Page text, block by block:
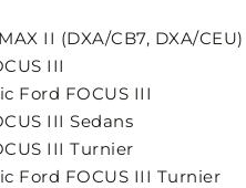
II (DXA/CB7, DXA/CEU)
III
Ford FOCUS III
III Sedans
III Turnier
Ford FOCUS III Turnier